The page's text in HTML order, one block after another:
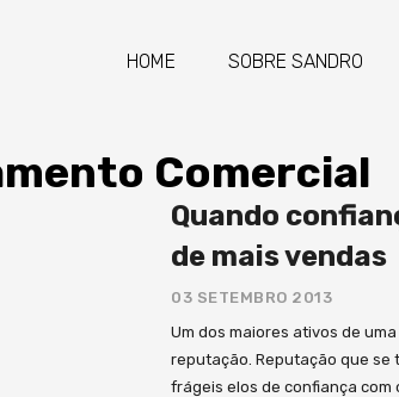
HOME SOBRE SANDRO
Comercial
Quando
de mais vendas
03 SETEMBRO 2013
Um dos maiores ativos de
reputação. Reputação que se
frágeis elos de confiança com